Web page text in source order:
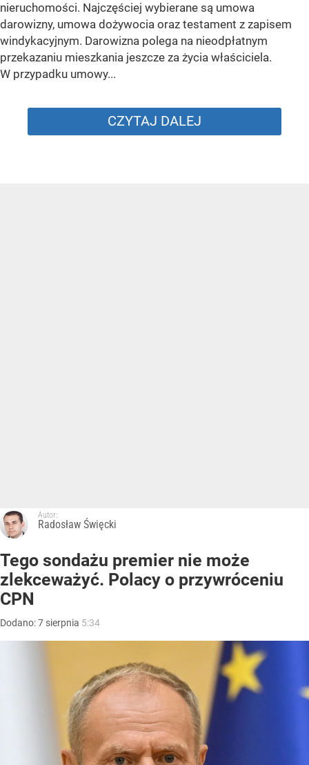
nieruchomości. Najczęściej wybierane są umowa
darowizny, umowa dożywocia oraz testament z zapisem
windykacyjnym. Darowizna polega na nieodpłatnym
przekazaniu mieszkania jeszcze za życia właściciela.
W przypadku umowy...
CZYTAJ DALEJ
Autor:
Radosław Święcki
Tego sondażu premier nie może
zlekceważyć. Polacy o przywróceniu
CPN
Dodano:7 sierpnia 5:34